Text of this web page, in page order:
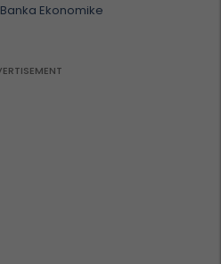
Banka Ekonomike